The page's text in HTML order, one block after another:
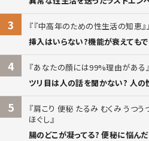
3
『中高年のための性生活の知恵』
挿入はいらない?機能が衰えても
4
あなたの顔には99%理由がある
ツリ目は人の話を聞かない? 人の
5
肩こり 便秘 たるみ むくみ うつう
ほぐし
腸のどこが凝ってる? 便秘に悩んだ